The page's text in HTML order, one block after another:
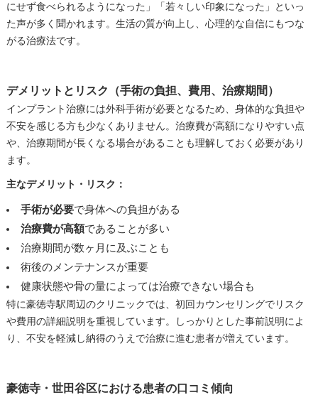
にせず食べられるようになった」「若々しい印象になった」といっ
た声が多く聞かれます。生活の質が向上し、心理的な自信にもつな
がる治療法です。
デメリットとリスク（手術の負担、費用、治療期間）
インプラント治療には外科手術が必要となるため、身体的な負担や
不安を感じる方も少なくありません。治療費が高額になりやすい点
や、治療期間が長くなる場合があることも理解しておく必要があり
ます。
主なデメリット・リスク：
手術が必要で身体への負担がある
治療費が高額であることが多い
治療期間が数ヶ月に及ぶことも
術後のメンテナンスが重要
健康状態や骨の量によっては治療できない場合も
特に豪徳寺駅周辺のクリニックでは、初回カウンセリングでリスク
や費用の詳細説明を重視しています。しっかりとした事前説明によ
り、不安を軽減し納得のうえで治療に進む患者が増えています。
豪徳寺・世田谷区における患者の口コミ傾向